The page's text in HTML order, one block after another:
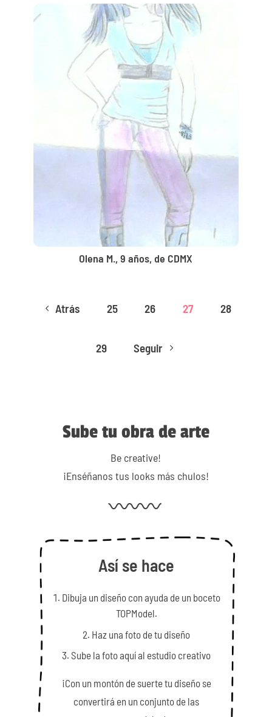
Olena M., 9 años, de CDMX
4 Atrás 25 26 27 28
29 Seguir 5
Sube tu obra de arte
Be creative!
¡Enséñanos tus looks más chulos!
Así se hace
Dibuja un diseño con ayuda de un boceto
TOPModel.
Haz una foto de tu diseño
Sube la foto aquí al estudio creativo
¡Con un montón de suerte tu diseño se
convertirá en un conjunto de las